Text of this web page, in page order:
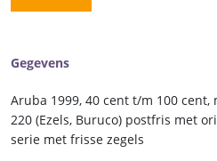
Gegevens
Aruba 1999, 40 cent t/m 100 cent,
220 (Ezels, Buruco) postfris met
serie met frisse zegels